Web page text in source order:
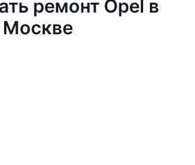
ремонт Opel в
Москве